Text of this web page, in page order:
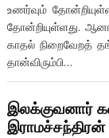
உணர்வும்
தோன்றியுள்ளது.
காதல் நிறைவேறத்
தான்விரும்பி…
இலக்குவனார்
இராமச்சந்திரன்